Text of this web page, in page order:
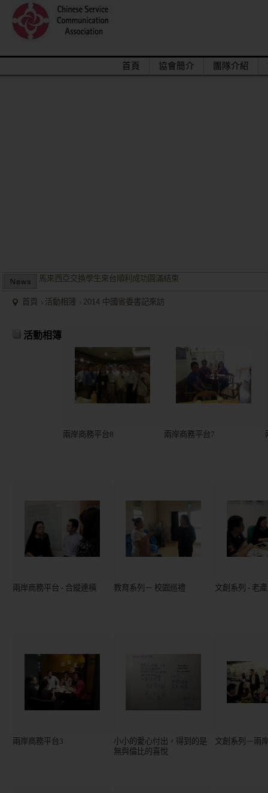
首頁 協會簡介 團隊介紹
兩岸商業投資考察團於大陸多地受到盛大歡迎並且已有多個項目落
2015/12關懷偏鄉小學，物資順利送達。
兩岸商業投資考察團於大陸多地受到盛大歡迎並且已有多個項目落
首頁 活動相簿 2014 中國省委書記來訪
活動相簿
兩岸商務平台8 兩岸商務平台7
兩岸商務平台 - 合縱連橫 教育系列－ 校園巡禮 文創系列 - 老
兩岸商務平台3
小小的愛心付出，得到的是
無與倫比的喜悅
文創系列－兩